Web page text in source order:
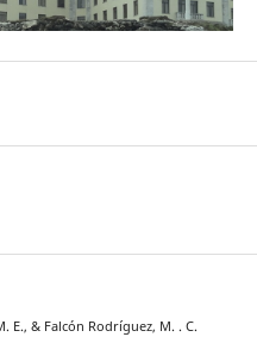
E., & Falcón Rodríguez, M. . C.